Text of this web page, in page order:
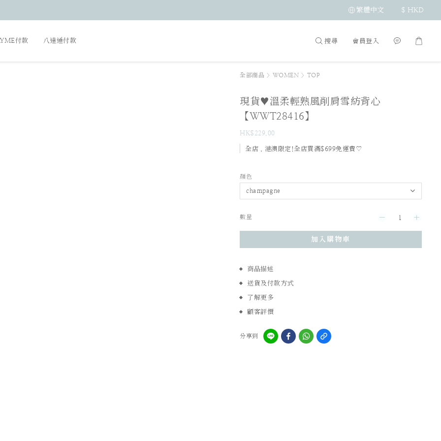
繁體中文 $ HKD
付款 八達通付款 搜尋 會員登入
全部商品 > WOMEN > TOP
現貨♥溫柔輕熟風削肩雪紡背心
【WWT28416】
HK$229.00
全店，港澳限定!全店買滿$699免運費♡
顏色
數量
加入購物車
商品描述
送貨及付款方式
了解更多
顧客評價
分享到